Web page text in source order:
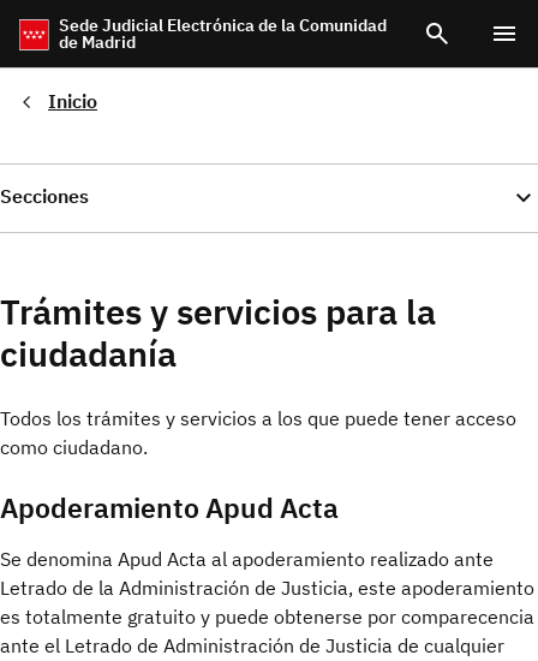
Pasar
contenido
principal
Sede Judicial Electrónica de la Comunidad
de Madrid
Inicio
Trámites y servicios para la
ciudadanía
Todos los trámites y servicios a los que puede tener acceso
como ciudadano.
Apoderamiento Apud Acta
Se denomina Apud Acta al apoderamiento realizado ante
Letrado de la Administración de Justicia, este apoderamiento
es totalmente gratuito y puede obtenerse por comparecencia
ante el Letrado de Administración de Justicia de cualquier
Secciones